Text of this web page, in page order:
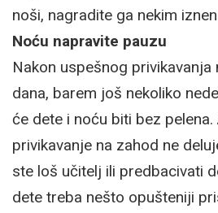
noši, nagradite ga nekim
Noću napravite pauzu
Nakon uspešnog privikavanja
dana, barem još nekoliko
će dete i noću biti bez pelena.
privikavanje na zahod ne
ste loš učitelj ili predbacivati
dete treba nešto opušteniji